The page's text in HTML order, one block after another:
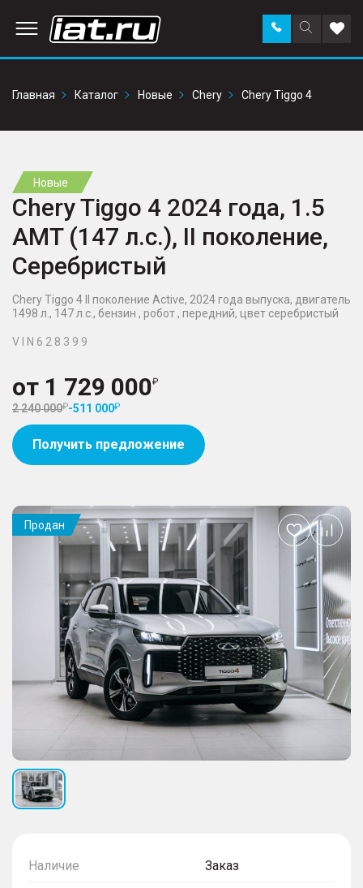
Поиск
по
Заказать
звонок в
Главная
Каталог Новые Chery Chery Tiggo 4
Новые
Chery Tiggo 4 2024 года, 1.5
AMT (147 л.с.), II поколение,
Серебристый
Chery Tiggo 4 II поколение Active, 2024 года выпуска, двигатель
1498 л., 147 л.с., бензин , робот , передний, цвет серебристый
V I N 6 2 8 3 9 9
от 1 729 000
2 240 000 -511 000
Получить предложение
Наличие Заказ
Продан
Добавить
в
избранное